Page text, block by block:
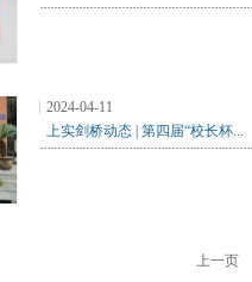
2024-04-11
上实剑桥动态 | 第四届“校长杯...
上一页